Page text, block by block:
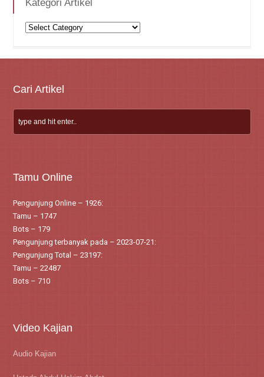
Kategori Artikel
Kategori
Cari Artikel
Tamu Online
Pengunjung Online – 1926:
Tamu – 1747
Bots – 179
Pengunjung terbanyak pada – 2023-07-21:
Pengunjung Total – 23197:
Tamu – 22487
Bots – 710
Video Kajian
Audio Kajian